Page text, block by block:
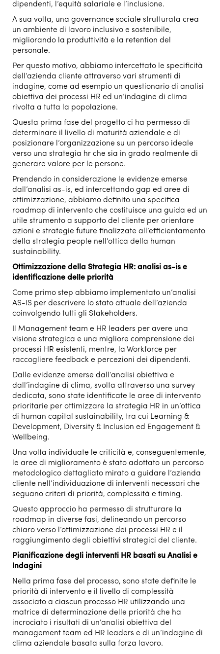
dipendenti, l’equità salariale e l’inclusione.
A sua volta, una governance sociale strutturata crea
un ambiente di lavoro inclusivo e sostenibile,
migliorando la produttività e la retention del
personale.
Per questo motivo, abbiamo intercettato le specificità
dell’azienda cliente attraverso vari strumenti di
indagine, come ad esempio un questionario di analisi
obiettiva dei processi HR ed un’indagine di clima
rivolta a tutta la popolazione.
Questa prima fase del progetto ci ha permesso di
determinare il livello di maturità aziendale e di
posizionare l’organizzazione su un percorso ideale
verso una strategia hr che sia in grado realmente di
generare valore per le persone.
Prendendo in considerazione le evidenze emerse
dall’analisi as-is, ed intercettando gap ed aree di
ottimizzazione, abbiamo definito una specifica
roadmap di intervento che costituisce una guida ed un
utile strumento a supporto del cliente per orientare
azioni e strategie future finalizzate all’efficientamento
della strategia people nell’ottica della human
sustainability.
Ottimizzazione della Strategia HR: analisi as-is e
identificazione delle priorità
Come primo step abbiamo implementato un’analisi
AS-IS per descrivere lo stato attuale dell’azienda
coinvolgendo tutti gli Stakeholders.
Il Management team e HR leaders per avere una
visione strategica e una migliore comprensione dei
processi HR esistenti, mentre, la Workforce per
raccogliere feedback e percezioni dei dipendenti.
Dalle evidenze emerse dall’analisi obiettiva e
dall’indagine di clima, svolta attraverso una survey
dedicata, sono state identificate le aree di intervento
prioritarie per ottimizzare la strategia HR in un’ottica
di human capital sustainability, tra cui Learning &
Development, Diversity & Inclusion ed Engagement &
Wellbeing.
Una volta individuate le criticità e, conseguentemente,
le aree di miglioramento è stato adottato un percorso
metodologico dettagliato mirato a guidare l’azienda
cliente nell’individuazione di interventi necessari che
seguano criteri di priorità, complessità e timing.
Questo approccio ha permesso di strutturare la
roadmap in diverse fasi, delineando un percorso
chiaro verso l’ottimizzazione dei processi HR e il
raggiungimento degli obiettivi strategici del cliente.
Pianificazione degli interventi HR basati su Analisi e
Indagini
Nella prima fase del processo, sono state definite le
priorità di intervento e il livello di complessità
associato a ciascun processo HR utilizzando una
matrice di determinazione delle priorità che ha
incrociato i risultati di un’analisi obiettiva del
management team ed HR leaders e di un’indagine di
clima aziendale basata sulla forza lavoro.